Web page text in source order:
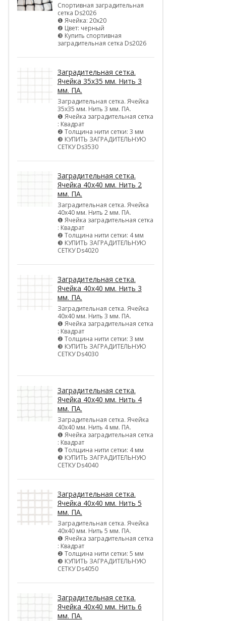
Спортивная заградительная
сетка Ds2026
❶ Ячейка: 20х20
❷ Цвет: черный
❸ Купить спортивная
заградительная сетка Ds2026
Заградительная сетка.
Ячейка 35х35 мм. Нить 3
мм. ПА.
Заградительная сетка. Ячейка
35х35 мм. Нить 3 мм. ПА.
❶ Ячейка заградительная сетка
: Квадрат
❷ Толщина нити сетки: 3 мм
❸ КУПИТЬ ЗАГРАДИТЕЛЬНУЮ
СЕТКУ Ds3530
Заградительная сетка.
Ячейка 40х40 мм. Нить 2
мм. ПА.
Заградительная сетка. Ячейка
40х40 мм. Нить 2 мм. ПА.
❶ Ячейка заградительная сетка
: Квадрат
❷ Толщина нити сетки: 4 мм
❸ КУПИТЬ ЗАГРАДИТЕЛЬНУЮ
СЕТКУ Ds4020
Заградительная сетка.
Ячейка 40х40 мм. Нить 3
мм. ПА.
Заградительная сетка. Ячейка
40х40 мм. Нить 3 мм. ПА.
❶ Ячейка заградительная сетка
: Квадрат
❷ Толщина нити сетки: 3 мм
❸ КУПИТЬ ЗАГРАДИТЕЛЬНУЮ
СЕТКУ Ds4030
Заградительная сетка.
Ячейка 40х40 мм. Нить 4
мм. ПА.
Заградительная сетка. Ячейка
40х40 мм. Нить 4 мм. ПА.
❶ Ячейка заградительная сетка
: Квадрат
❷ Толщина нити сетки: 4 мм
❸ КУПИТЬ ЗАГРАДИТЕЛЬНУЮ
СЕТКУ Ds4040
Заградительная сетка.
Ячейка 40х40 мм. Нить 5
мм. ПА.
Заградительная сетка. Ячейка
40х40 мм. Нить 5 мм. ПА.
❶ Ячейка заградительная сетка
: Квадрат
❷ Толщина нити сетки: 5 мм
❸ КУПИТЬ ЗАГРАДИТЕЛЬНУЮ
СЕТКУ Ds4050
Заградительная сетка.
Ячейка 40х40 мм. Нить 6
мм. ПА.